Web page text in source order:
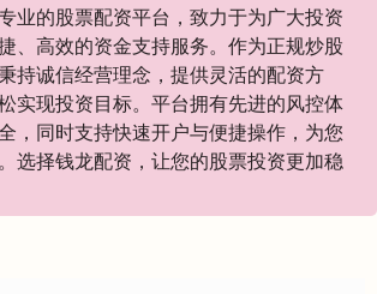
业的股票配资平台，致力于为广大投资
、高效的资金支持服务。作为正规炒股
持诚信经营理念，提供灵活的配资方
实现投资目标。平台拥有先进的风控体
，同时支持快速开户与便捷操作，为您
选择钱龙配资，让您的股票投资更加稳